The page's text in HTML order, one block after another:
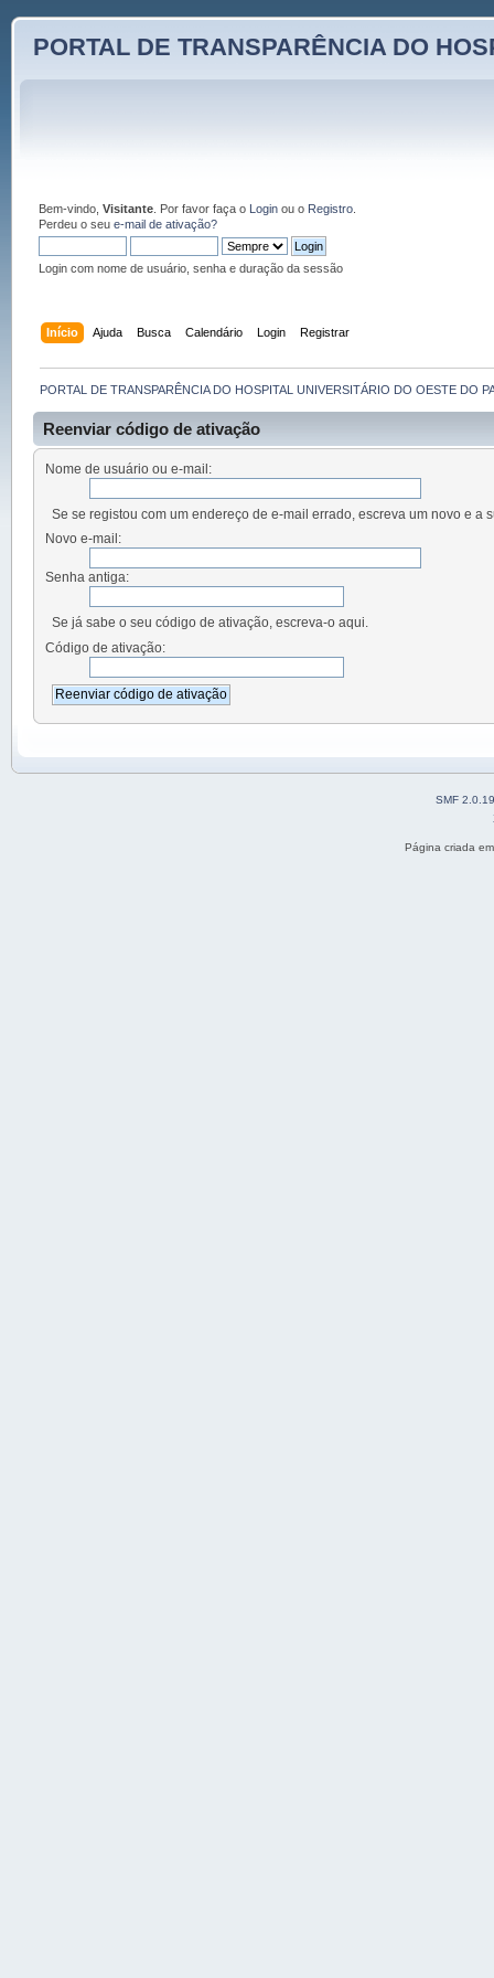
PORTAL DE TRANSPARÊNCIA DO
Bem-vindo, Visitante. Por favor faça o Loginou o Registro.
Perdeu o seu e-mail de ativação?
Login com nome de usuário, senha e duração da sessão
Início Ajuda Busca Calendário Login Registrar
PORTAL DE TRANSPARÊNCIA DO HOSPITAL UNIVERSITÁRIO DO OESTE DO
Reenviar código de ativação
Nome de usuário ou e-mail:
Se se registou com um endereço de e-mail errado, escreva um novo e a
Novo e-mail:
Senha antiga:
Se já sabe o seu código de ativação, escreva-o aqui.
Código de ativação:
SMF 2.0.19
Página criada